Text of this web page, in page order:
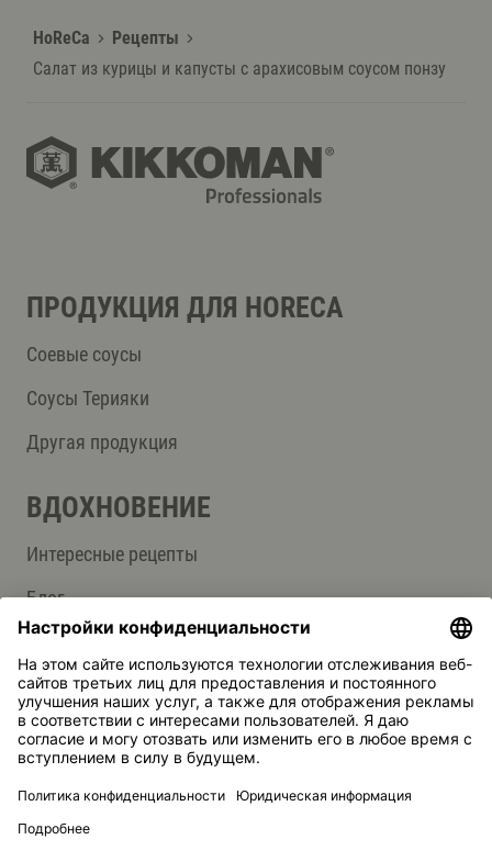
HoReCa
Рецепты
Салат из курицы и капусты с арахисовым соусом понзу
ПРОДУКЦИЯ ДЛЯ HORECA
Соевые соусы
Соусы Терияки
Другая продукция
ВДОХНОВЕНИЕ
Интересные рецепты
Блог
СЛУЖБА ПОДДЕРЖКИ
Контакты
Ответы на вопросы
Kikkoman — зарегистрированная торговая марка Kikkoman